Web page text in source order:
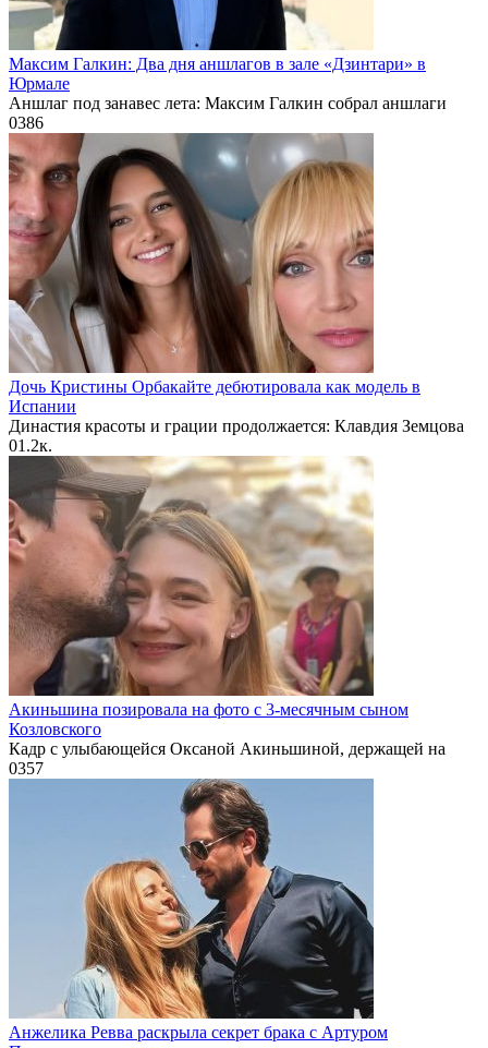
Максим Галкин: Два дня аншлагов в зале «Дзинтари» в
Юрмале
Аншлаг под занавес лета: Максим Галкин собрал аншлаги
0386
Дочь Кристины Орбакайте дебютировала как модель в
Испании
Династия красоты и грации продолжается: Клавдия Земцова
01.2к.
Акиньшина позировала на фото с 3-месячным сыном
Козловского
Кадр с улыбающейся Оксаной Акиньшиной, держащей на
0357
Анжелика Ревва раскрыла секрет брака с Артуром